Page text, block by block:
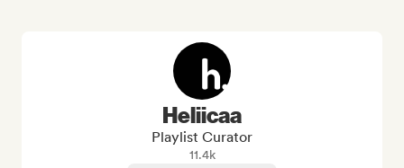
Heliicaa
Playlist Curator
11.4k